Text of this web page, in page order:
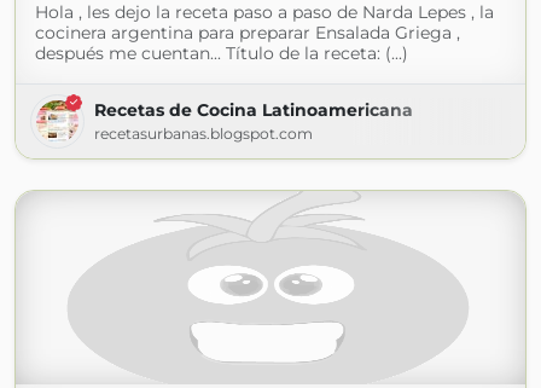
Hola , les dejo la receta paso a paso de Narda Lepes , la
cocinera argentina para preparar Ensalada Griega ,
después me cuentan... Título de la receta: (...)
Recetas de Cocina Latinoamericana
recetasurbanas.blogspot.com